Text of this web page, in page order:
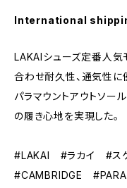
International
LAKAIシューズ定番人気
合わせ耐久性、通気性に
パラマウントアウトソー
の履き心地を実現した。
#LAKAI #ラカイ #ス
#CAMBRIDGE